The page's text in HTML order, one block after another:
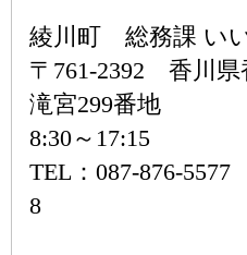
綾川町 総務課 い
〒761-2392 香川県
滝宮299番地
8:30～17:15
TEL：087-876-
8